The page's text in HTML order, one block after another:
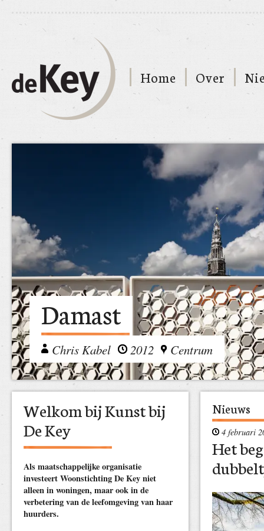
Home Over
Damast
Chris Kabel 2012 Centrum
Welkom bij Kunst bij
De Key
Als maatschappelijke organisatie
investeert Woonstichting De Key niet
alleen in woningen, maar ook in de
verbetering van de leefomgeving van haar
huurders.
Nieuws
4 februari
Het